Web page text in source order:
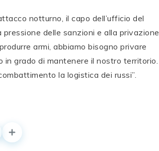
notturno, il capo dell’ufficio del
delle sanzioni e alla privazione
armi, abbiamo bisogno privare
in grado di mantenere il nostro territorio.
la logistica dei russi”.